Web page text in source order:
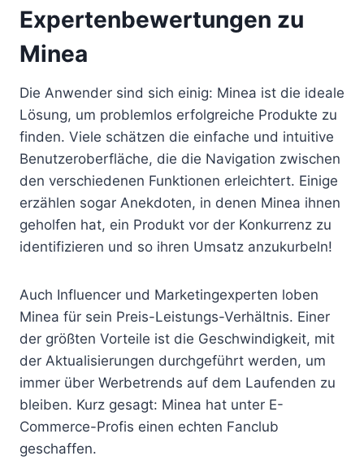
Expertenbewertungen zu
Minea
Die Anwender sind sich einig: Minea ist die ideale
Lösung, um problemlos erfolgreiche Produkte zu
finden. Viele schätzen die einfache und intuitive
Benutzeroberfläche, die die Navigation zwischen
den verschiedenen Funktionen erleichtert. Einige
erzählen sogar Anekdoten, in denen Minea ihnen
geholfen hat, ein Produkt vor der Konkurrenz zu
identifizieren und so ihren Umsatz anzukurbeln!
Auch Influencer und Marketingexperten loben
Minea für sein Preis-Leistungs-Verhältnis. Einer
der größten Vorteile ist die Geschwindigkeit, mit
der Aktualisierungen durchgeführt werden, um
immer über Werbetrends auf dem Laufenden zu
bleiben. Kurz gesagt: Minea hat unter E-
Commerce-Profis einen echten Fanclub
geschaffen.